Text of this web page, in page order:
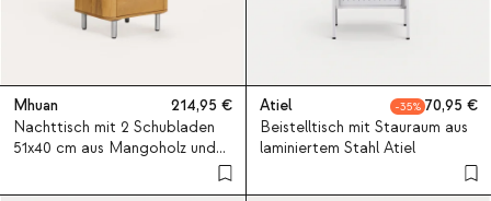
Mhuan
214,95
Nachttisch mit 2 Schubladen
51x40 cm aus Mangoholz und
Atiel 35
70,95
Beistelltisch mit Stauraum aus
laminiertem Stahl Atiel